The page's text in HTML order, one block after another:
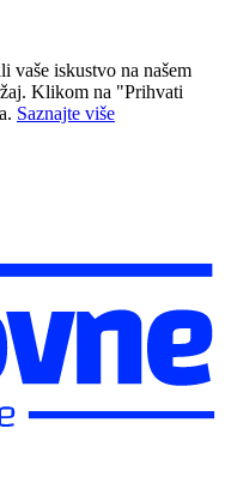
vaše iskustvo na našem
Klikom na "Prihvati
Saznajte više